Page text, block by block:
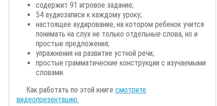
содержит 91 игровое задание;
54 аудиозаписи к каждому уроку;
настоящее аудирование, на котором ребенок учится
понимать на слух не только отдельные слова, но и
простые предложения;
упражнения на развитие устной речи;
простые грамматические конструкции с изучаемыми
словами.
Как работать по этой книге смотрите
видеопрезентацию.